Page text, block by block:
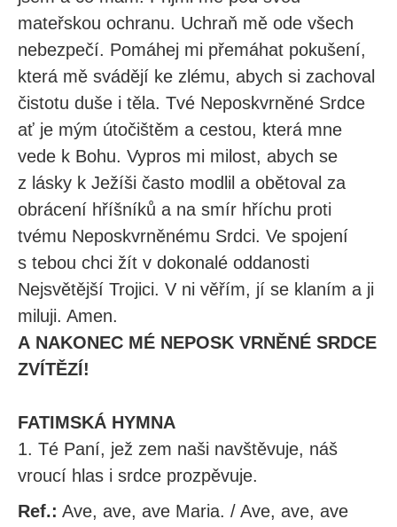
mateřskou ochranu. Uchraň mě ode všech
nebezpečí. Pomáhej mi přemáhat pokušení,
která mě svádějí ke zlému, abych si zachoval
čistotu duše i těla. Tvé Neposkvrněné Srdce
ať je mým útočištěm a cestou, která mne
vede k Bohu. Vypros mi milost, abych se
z lásky k Ježíši často modlil a obětoval za
obrácení hříšníků a na smír hříchu proti
tvému Neposkvrněnému Srdci. Ve spojení
s tebou chci žít v dokonalé oddanosti
Nejsvětější Trojici. V ni věřím, jí se klaním a ji
miluji. Amen.
A NAKONEC MÉ NEPOSK VRNĚNÉ SRDCE
ZVÍTĚZÍ!
FATIMSKÁ HYMNA
1. Té Paní, jež zem naši navštěvuje, náš
vroucí hlas i srdce prozpěvuje.
Ref.: Ave, ave, ave Maria. / Ave, ave, ave